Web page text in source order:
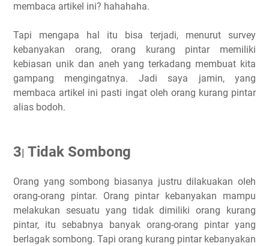
membaca artikel ini? hahahaha.
Tapi mengapa hal itu bisa terjadi, menurut survey
kebanyakan orang, orang kurang pintar memiliki
kebiasan unik dan aneh yang terkadang membuat kita
gampang mengingatnya. Jadi saya jamin, yang
membaca artikel ini pasti ingat oleh orang kurang pintar
alias bodoh.
3| Tidak Sombong
Orang yang sombong biasanya justru dilakuakan oleh
orang-orang pintar. Orang pintar kebanyakan mampu
melakukan sesuatu yang tidak dimiliki orang kurang
pintar, itu sebabnya banyak orang-orang pintar yang
berlagak sombong. Tapi orang kurang pintar kebanyakan